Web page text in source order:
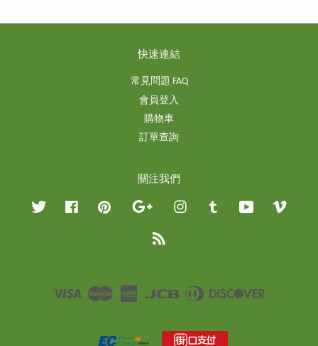
快速連結
常見問題 FAQ
會員登入
購物車
訂單查詢
關注我們
Twitter Facebook Pinterest Google InstagramTumblr YouTube
Visa Master
American
JCB
Diners